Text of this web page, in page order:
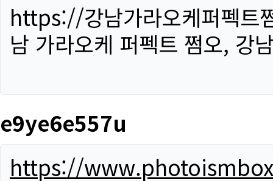
https://강남가라오케퍼펙트
남 가라오케 퍼펙트 쩜오, 강
e9ye6e557u
https://